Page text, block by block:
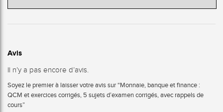
Avis
Il n’y a pas encore d’avis.
Soyez le premier à laisser votre avis sur “Monnaie, banque et finance :
QCM et exercices corrigés, 5 sujets d’examen corrigés, avec rappels de
cours”